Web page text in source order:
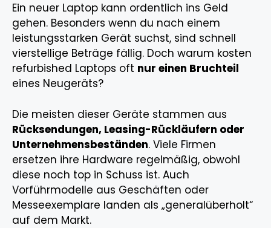
Ein neuer Laptop kann ordentlich ins Geld
gehen. Besonders wenn du nach einem
leistungsstarken Gerät suchst, sind schnell
vierstellige Beträge fällig. Doch warum kosten
refurbished Laptops oft nur einen Bruchteil
eines Neugeräts?
Die meisten dieser Geräte stammen aus
Rücksendungen, Leasing-Rückläufern oder
Unternehmensbeständen. Viele Firmen
ersetzen ihre Hardware regelmäßig, obwohl
diese noch top in Schuss ist. Auch
Vorführmodelle aus Geschäften oder
Messeexemplare landen als „generalüberholt“
auf dem Markt.